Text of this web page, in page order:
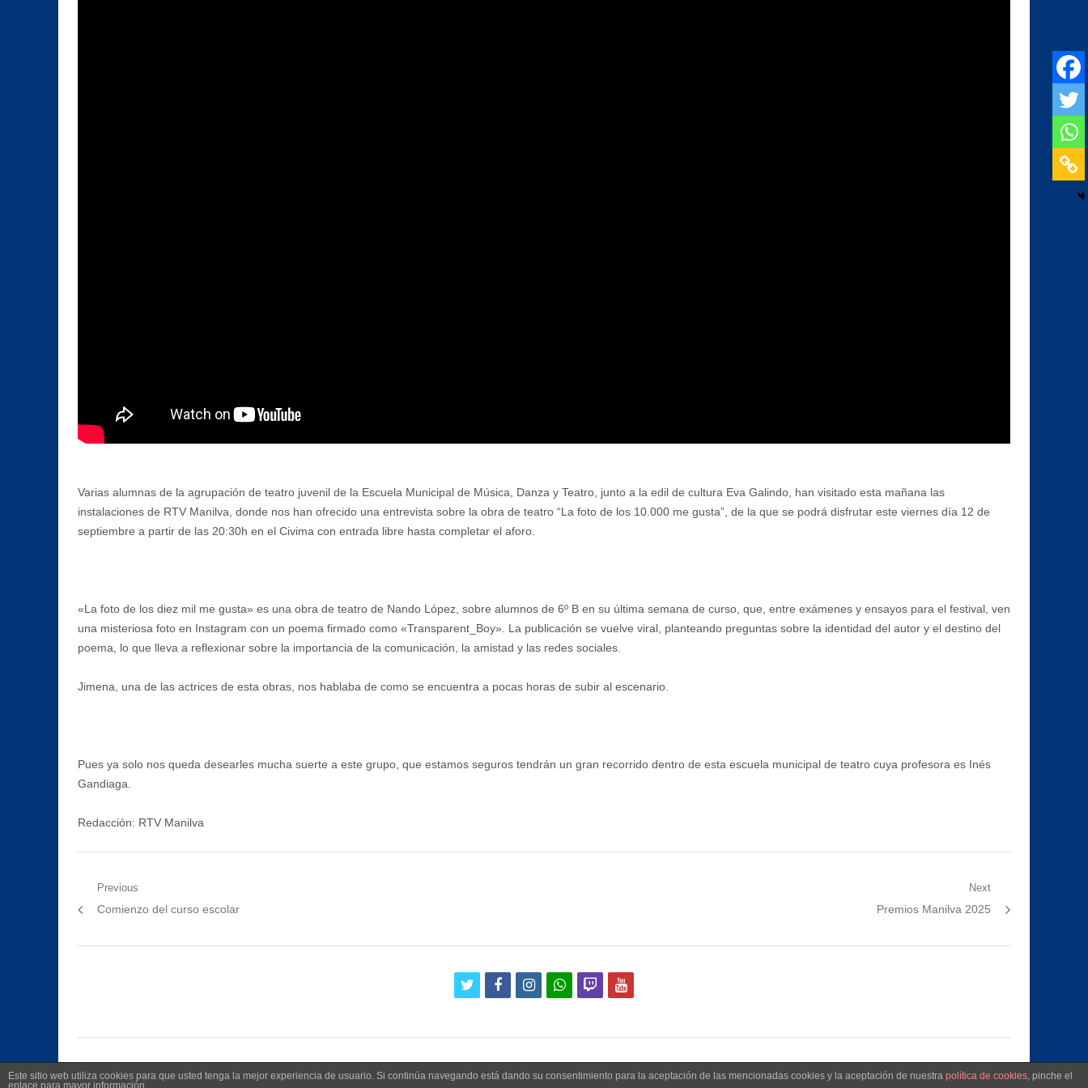
Varias alumnas de la agrupación de teatro juvenil de la Escuela Municipal de Música, Danza y Teatro, junto a la edil de cultura Eva Galindo, han visitado esta mañana las
instalaciones de RTV Manilva, donde nos han ofrecido una entrevista sobre la obra de teatro “La foto de los 10.000 me gusta”, de la que se podrá disfrutar este viernes día 12 de
septiembre a partir de las 20:30h en el Civima con entrada libre hasta completar el aforo.
«La foto de los diez mil me gusta» es una obra de teatro de Nando López, sobre alumnos de 6º B en su última semana de curso, que, entre exámenes y ensayos para el festival, ven
una misteriosa foto en Instagram con un poema firmado como «Transparent_Boy». La publicación se vuelve viral, planteando preguntas sobre la identidad del autor y el destino del
poema, lo que lleva a reflexionar sobre la importancia de la comunicación, la amistad y las redes sociales.
Jimena, una de las actrices de esta obras, nos hablaba de como se encuentra a pocas horas de subir al escenario.
Pues ya solo nos queda desearles mucha suerte a este grupo, que estamos seguros tendrán un gran recorrido dentro de esta escuela municipal de teatro cuya profesora es Inés
Gandiaga.
Redacción: RTV Manilva
Navegación
de
entradas
Previous
Previous
Comienzo del curso escolar
Next
Next
Premios Manilva 2025
twitterfacebookinstagramwhatsapp
twitchyoutube
Este sitio web utiliza cookies para que usted tenga la mejor experiencia de usuario. Si continúa navegando está dando su consentimiento para la aceptación de las mencionadas cookies y la aceptación de nuestra política de cookies, pinche el
enlace para mayor información.